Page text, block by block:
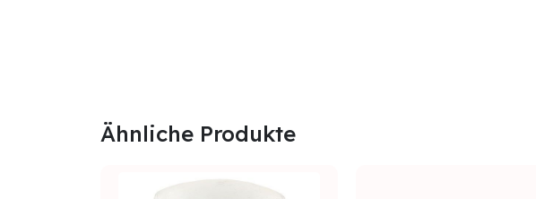
Ähnliche Produkte